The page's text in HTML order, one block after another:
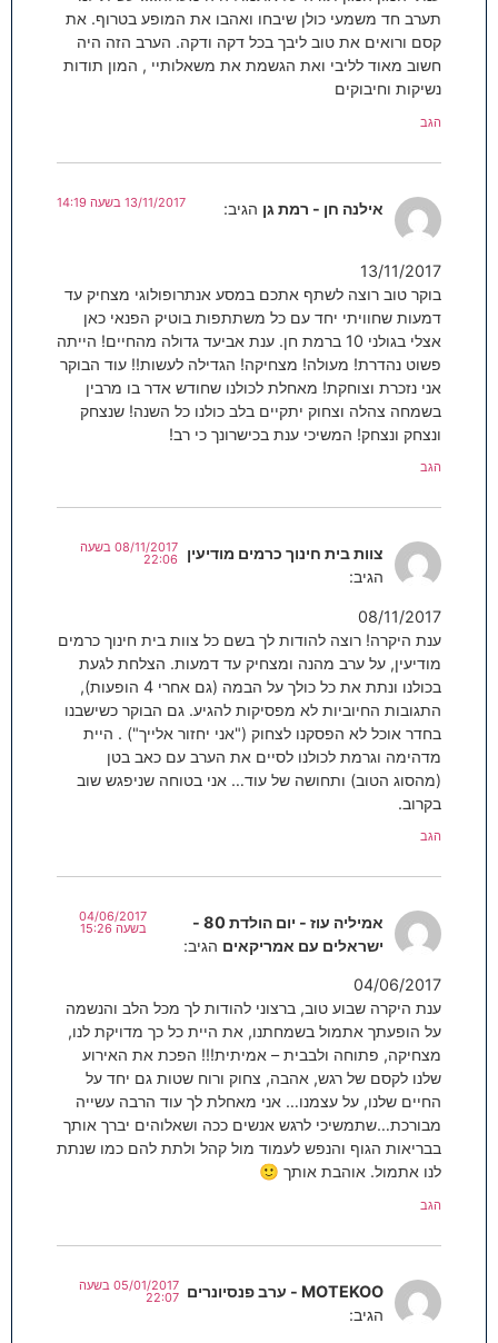
תערב חד משמעי כולן שיבחו ואהבו את המופע בטרוף. את
קסם ורואים את טוב ליבך בכל דקה ודקה. הערב הזה היה
חשוב מאוד לליבי ואת הגשמת את משאלותיי , המון תודות
נשיקות וחיבוקים
הגב
אילנה חן - רמת גן הגיב: 13/11/2017 בשעה 14:19
13/11/2017
בוקר טוב רוצה לשתף אתכם במסע אנתרופולוגי מצחיק עד
דמעות שחוויתי יחד עם כל משתתפות בוטיק הפנאי כאן
אצלי בגולני 10 ברמת חן. ענת אביעד גדולה מהחיים! הייתה
פשוט נהדרת! מעולה! מצחיקה! הגדילה לעשות!! עוד הבוקר
אני נזכרת וצוחקת! מאחלת לכולנו שחודש אדר בו מרבין
בשמחה צהלה וצחוק יתקיים בלב כולנו כל השנה! שנצחק
ונצחק ונצחק! המשיכי ענת בכישרונך כי רב!
הגב
צוות בית חינוך כרמים מודיעין
הגיב:
08/11/2017 בשעה
22:06
08/11/2017
ענת היקרה! רוצה להודות לך בשם כל צוות בית חינוך כרמים
מודיעין, על ערב מהנה ומצחיק עד דמעות. הצלחת לגעת
בכולנו ונתת את כל כולך על הבמה (גם אחרי 4 הופעות),
התגובות החיוביות לא מפסיקות להגיע. גם הבוקר כשישבנו
בחדר אוכל לא הפסקנו לצחוק ("אני יחזור אלייך") . היית
מדהימה וגרמת לכולנו לסיים את הערב עם כאב בטן
(מהסוג הטוב) ותחושה של עוד… אני בטוחה שניפגש שוב
בקרוב.
הגב
אמיליה עוז - יום הולדת 80 -
ישראלים עם אמריקאים הגיב:
04/06/2017
בשעה 15:26
04/06/2017
ענת היקרה שבוע טוב, ברצוני להודות לך מכל הלב והנשמה
על הופעתך אתמול בשמחתנו, את היית כל כך מדויקת לנו,
מצחיקה, פתוחה ולבבית – אמיתית!!! הפכת את האירוע
שלנו לקסם של רגש, אהבה, צחוק ורוח שטות גם יחד על
החיים שלנו, על עצמנו… אני מאחלת לך עוד הרבה עשייה
מבורכת…שתמשיכי לרגש אנשים ככה ושאלוהים יברך אותך
בבריאות הגוף והנפש לעמוד מול קהל ולתת להם כמו שנתת
לנו אתמול. אוהבת אותך 🙂
הגב
MOTEKOO - ערב פנסיונרים
הגיב:
05/01/2017 בשעה
22:07